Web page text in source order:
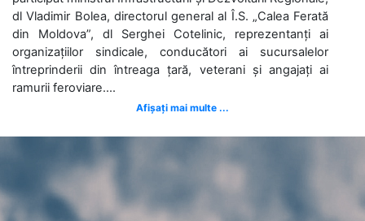
dl Vladimir Bolea, directorul general al Î.S. „Calea Ferată
din Moldova”, dl Serghei Cotelinic, reprezentanți ai
organizațiilor sindicale, conducători ai sucursalelor
întreprinderii din întreaga țară, veterani și angajați ai
ramurii feroviare....
Afișați mai multe ...